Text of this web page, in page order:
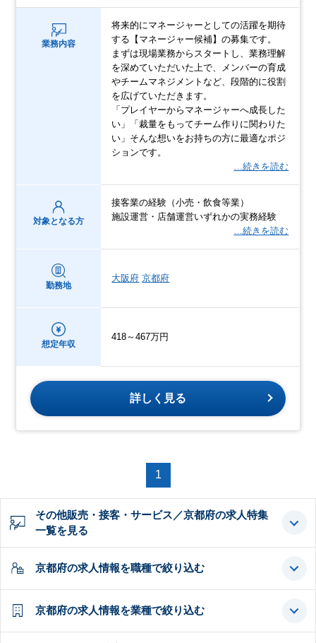
業務内容
将来的にマネージャーとしての活躍を期待
する【マネージャー候補】の募集です。
まずは現場業務からスタートし、業務理解
を深めていただいた上で、メンバーの育成
やチームマネジメントなど、段階的に役割
を広げていただきます。
「プレイヤーからマネージャーへ成長した
い」「裁量をもってチーム作りに関わりた
い」そんな想いをお持ちの方に最適なポジ
ションです。
…続きを読む
対象となる方
接客業の経験（小売・飲食等業）
施設運営・店舗運営いずれかの実務経験
…続きを読む
勤務地
大阪府 京都府
想定年収
418～467万円
詳しく見る
1
その他販売・接客・サービス／京都府の求人特集
一覧を見る
京都府の求人情報を職種で絞り込む
京都府の求人情報を業種で絞り込む